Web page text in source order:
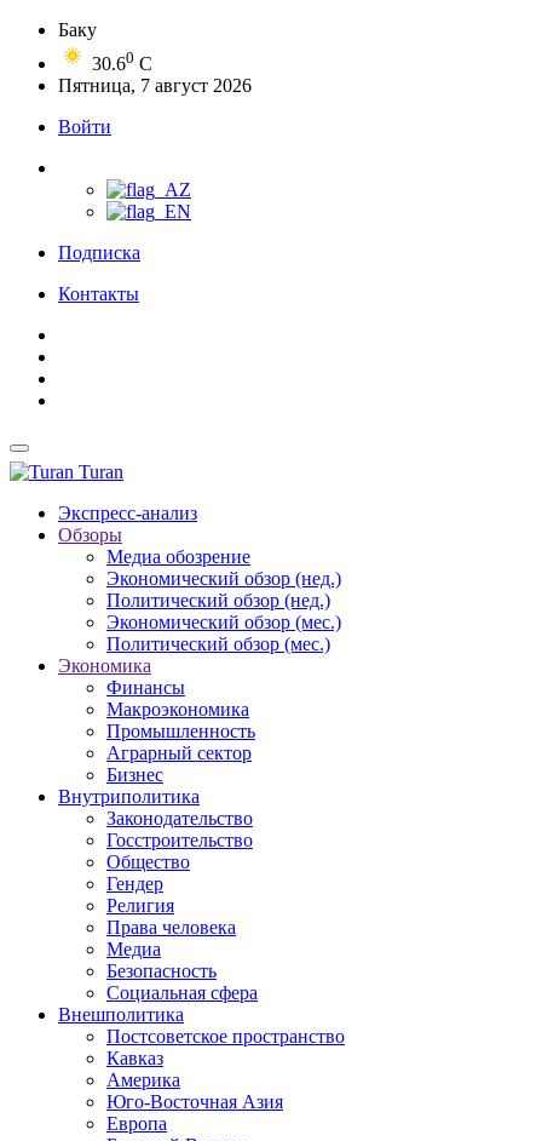
Баку
30.60 C
Пятница, 7 август 2026
Войти
Подписка
Контакты
Turan
Экспресс-анализ
Обзоры
Медиа обозрение
Экономический обзор (нед.)
Политический обзор (нед.)
Экономический обзор (мес.)
Политический обзор (мес.)
Экономика
Финансы
Макроэкономика
Промышленность
Аграрный сектор
Бизнес
Внутриполитика
Законодательство
Госстроительство
Общество
Гендер
Религия
Права человека
Медиа
Безопасность
Социальная сфера
Внешполитика
Постсоветское пространство
Кавказ
Америка
Юго-Восточная Азия
Европа